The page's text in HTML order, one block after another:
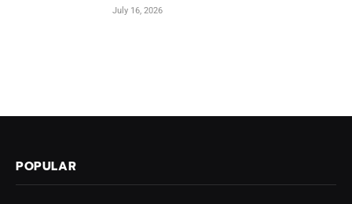
July 16, 2026
POPULAR